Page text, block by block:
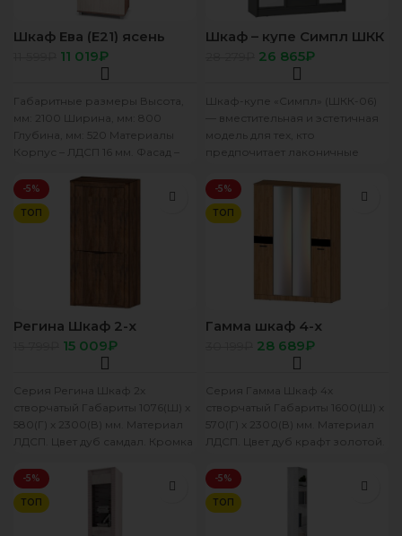
Шкаф Ева (Е21) ясень
тем/св11 019₽
Габаритные размеры Высота,
мм: 2100 Ширина, мм: 800
Глубина, мм: 520 Материалы
Корпус – ЛДСП 16 мм. Фасад –
Шкаф – купе Симпл ШКК
– 06 Графит
26 865₽
Шкаф-купе «Симпл» (ШКК-06)
— вместительная и эстетичная
модель для тех, кто
предпочитает лаконичные
оснащен удобными ящиками и
-5%
ТОП
Регина Шкаф 2-х
створчатый дуб самдал
15 009₽
Серия Регина Шкаф 2х
створчатый Габариты 1076(Ш) х
580(Г) х 2300(В) мм. Материал
ЛДСП. Цвет дуб самдал. Кромка
-5%
ТОП
Гамма шкаф 4-х
створчатый дуб крафт
28 689₽
Серия Гамма Шкаф 4х
створчатый Габариты 1600(Ш) х
570(Г) х 2300(В) мм. Материал
ЛДСП. Цвет дуб крафт золотой.
-5%
ТОП
-5%
ТОП